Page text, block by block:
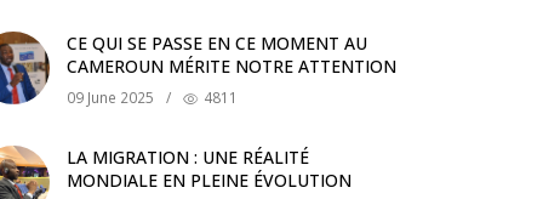
CE QUI SE PASSE EN CE MOMENT AU
CAMEROUN MÉRITE NOTRE ATTENTION
09 June 2025 / 4811
LA MIGRATION : UNE RÉALITÉ
MONDIALE EN PLEINE ÉVOLUTION